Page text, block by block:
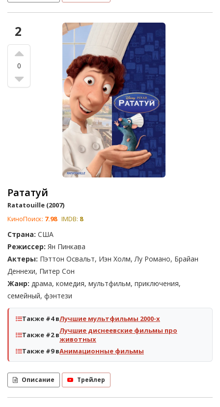
2
0
Рататуй
Ratatouille (2007)
КиноПоиск: 7.98 IMDB: 8
Страна: США
Режиссер: Ян Пинкава
Актеры: Пэттон Освальт, Иэн Холм, Лу Романо, Брайан
Деннехи, Питер Сон
Жанр: драма, комедия, мультфильм, приключения,
семейный, фэнтези
Также #4 вЛучшие мультфильмы 2000-х
Также #2 вЛучшие диснеевские фильмы про
животных
Также #9 вАнимационные фильмы
Описание Трейлер